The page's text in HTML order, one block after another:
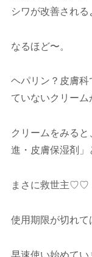
シワが改善される
なるほど〜。
ヘパリン？皮膚
ていないクリーム
クリームをみる
進・皮膚保湿剤」
まさに救世主♡♡
使用期限が切れて
早速使い始めてい